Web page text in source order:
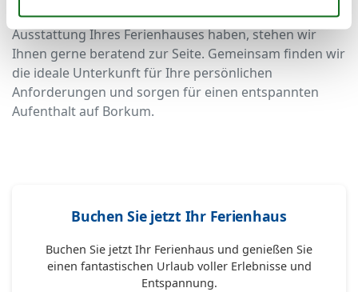
Falls Sie besondere Wünsche oder Fragen zur
Ausstattung Ihres Ferienhauses haben, stehen wir
Ihnen gerne beratend zur Seite. Gemeinsam finden wir
die ideale Unterkunft für Ihre persönlichen
Anforderungen und sorgen für einen entspannten
Aufenthalt auf Borkum.
Buchen Sie jetzt Ihr Ferienhaus
Buchen Sie jetzt Ihr Ferienhaus und genießen Sie
einen fantastischen Urlaub voller Erlebnisse und
Entspannung.